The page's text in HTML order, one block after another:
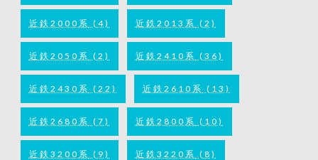
近鉄2000系 (4) 近鉄2013系 (2)
近鉄2050系 (2) 近鉄2410系 (36)
近鉄2430系 (22) 近鉄2610系 (13)
近鉄2680系 (7) 近鉄2800系 (10)
近鉄3200系 (9) 近鉄3220系 (8)